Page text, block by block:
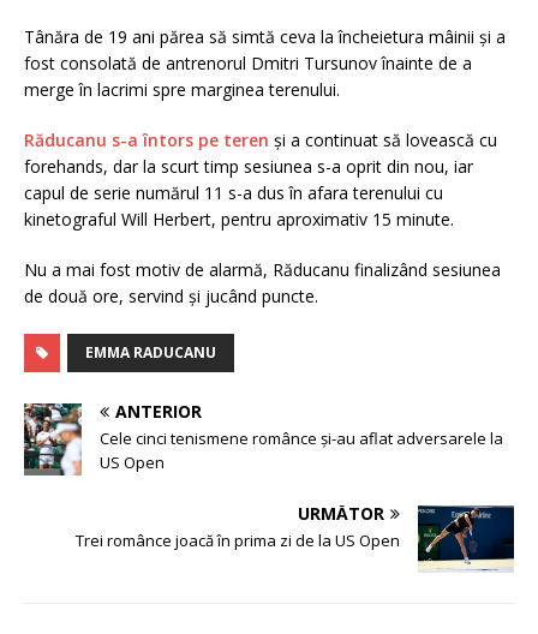
Tânăra de 19 ani părea să simtă ceva la încheietura mâinii și a
fost consolată de antrenorul Dmitri Tursunov înainte de a
merge în lacrimi spre marginea terenului.
Răducanu s-a întors pe teren și a continuat să lovească cu
forehands, dar la scurt timp sesiunea s-a oprit din nou, iar
capul de serie numărul 11 s-a dus în afara terenului cu
kinetograful Will Herbert, pentru aproximativ 15 minute.
Nu a mai fost motiv de alarmă, Răducanu finalizând sesiunea
de două ore, servind și jucând puncte.
EMMA RADUCANU
ANTERIOR
Cele cinci tenismene românce și-au aflat adversarele la
US Open
URMĂTOR
Trei românce joacă în prima zi de la US Open